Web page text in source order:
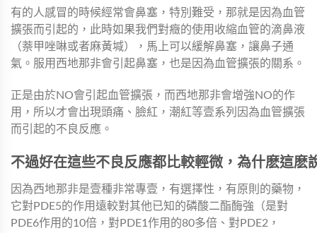
有的人感冒的時候經常會鼻塞，特別難受，那就是因為血管
擴張而引起的，此時如果我們對癥的使用收縮血管的滴鼻液
（萘甲唑啉或者麻黃堿），馬上可以緩解鼻塞，讓鼻子通
氣。服用西地那非會引起鼻塞，也是因為血管擴張的關系。
正是由於NO會引起血管擴張，而西地那非會增強NO的作
用，所以才會出現頭痛、臉紅，潮紅等壹系列因為血管擴張
而引起的不良反應。
不過好在這些不良反應都比較輕微，為什麽這麽
因為西地那非是壹種非常專壹，有選擇性，有原則的藥物，
它對PDE5的作用遠較對其他已知的磷酸二酯酶強（是對
PDE6作用的10倍，對PDE1作用的80多倍、對PDE2，